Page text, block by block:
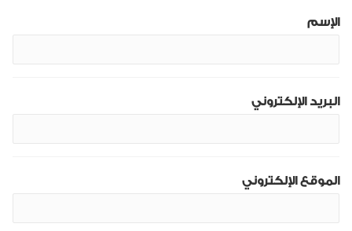
الإسم
البريد الإلكتروني
الموقع الإلكتروني